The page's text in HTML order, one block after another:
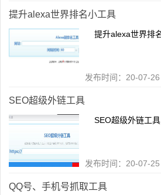
提升alexa世界排名小工具
提升alexa世界排
发布时间：20-07-
SEO超级外链工具
SEO超级外链工具
发布时间：20-07-
QQ号、手机号抓取工具